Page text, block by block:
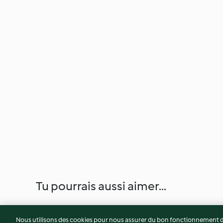
Tu pourrais aussi aimer...
Nous utilisons des cookies pour nous assurer du bon